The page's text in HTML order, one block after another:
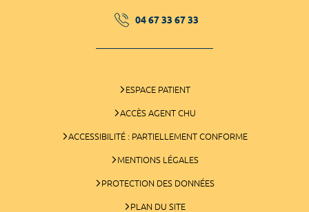
04 67 33 67 33
ESPACE PATIENT
ACCÈS AGENT CHU
ACCESSIBILITÉ : PARTIELLEMENT CONFORME
MENTIONS LÉGALES
PROTECTION DES DONNÉES
PLAN DU SITE